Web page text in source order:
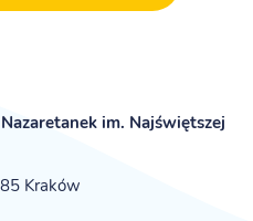
im. Najświętszej
Kraków